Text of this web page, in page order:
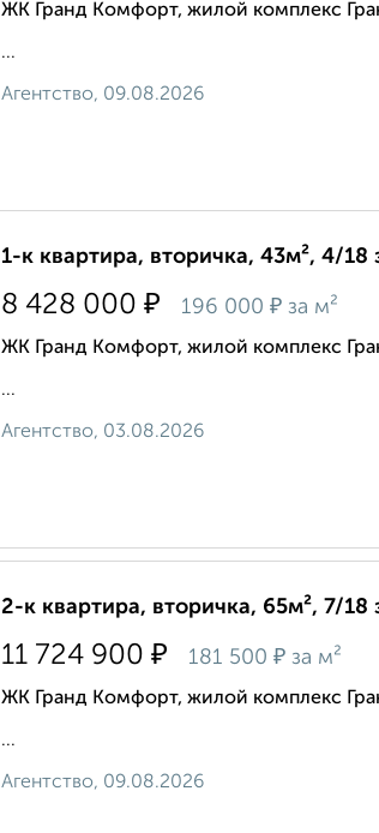
ЖК Гранд Комфорт, жилой комплекс
...
Агентство, 09.08.2026
1-к квартира, вторичка, 43м², 4/18
8 428 000 ₽ 196 000 ₽ за м²
ЖК Гранд Комфорт, жилой комплекс
...
Агентство, 03.08.2026
2-к квартира, вторичка, 65м², 7/18
11 724 900 ₽ 181 500 ₽ за м²
ЖК Гранд Комфорт, жилой комплекс
...
Агентство, 09.08.2026